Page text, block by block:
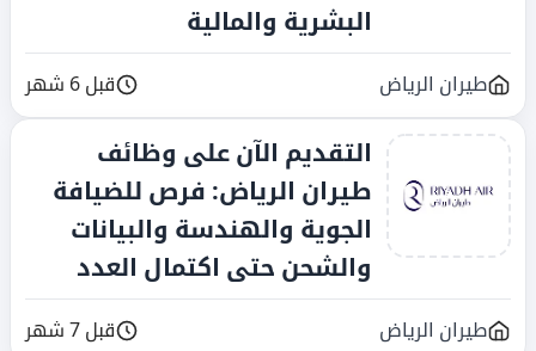
البشرية والمالية
طيران الرياض قبل 6 شهر
التقديم الآن على وظائف
طيران الرياض: فرص للضيافة
الجوية والهندسة والبيانات
والشحن حتى اكتمال العدد
طيران الرياض قبل 7 شهر